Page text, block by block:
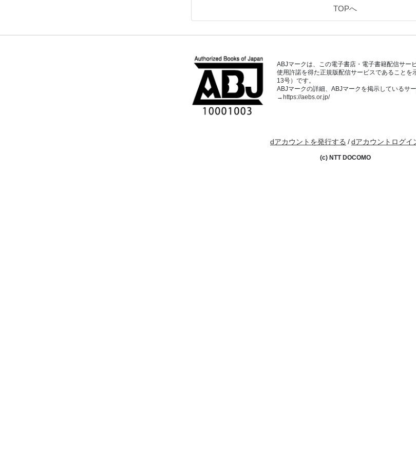
TOPへ
ABJマークは、この電子書店・電子書籍配信サー
使用許諾を得た正規版配信サービスであることを
13号）です。
ABJマークの詳細、ABJマークを掲示しているサ
→https://aebs.or.jp/
dアカウントを発行する /dアカウントログイ
(c) NTT DOCOMO